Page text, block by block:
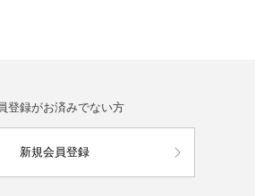
登録がお済みでない方
新規会員登録